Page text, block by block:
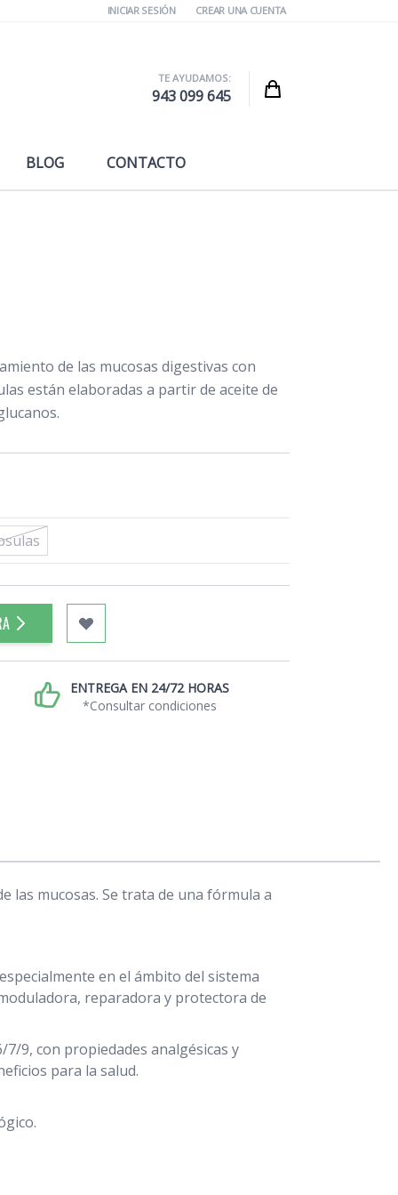
INICIAR SESIÓN CREAR UNA CUENTA
TE AYUDAMOS:
943 099 645 Cart
BLOG CONTACTO
de las mucosas digestivas con
están elaboradas a partir de aceite de
ENTREGA EN 24/72 HORAS
*Consultar condiciones
las mucosas. Se trata de una fórmula a
en el ámbito del sistema
reparadora y protectora de
9, con propiedades analgésicas y
para la salud.